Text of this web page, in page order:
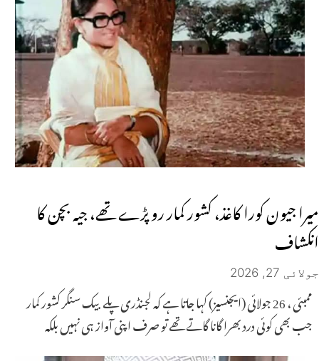
میرا جیون کورا کاغذ، کشور کمار رو پڑے تھے، جیہ بچن کا
انکشاف
جولائی 27, 2026
ممبئی ، 26 جولائی (ایجنسیز) کہا جاتا ہے کہ لجنڈری پلے بیک سنگر کشور کمار
جب بھی کوئی درد بھرا گانا گاتے تھے تو صرف اپنی آواز ہی نہیں بلکہ